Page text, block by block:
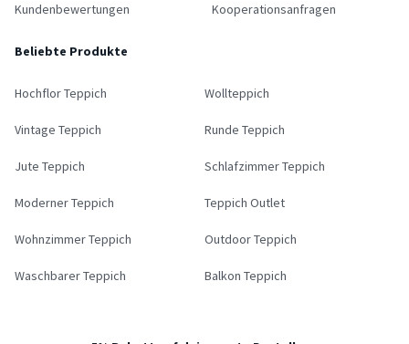
Kundenbewertungen Kooperationsanfragen
Beliebte Produkte
Hochflor Teppich Wollteppich
Vintage Teppich Runde Teppich
Jute Teppich Schlafzimmer Teppich
Moderner Teppich Teppich Outlet
Wohnzimmer Teppich Outdoor Teppich
Waschbarer Teppich Balkon Teppich